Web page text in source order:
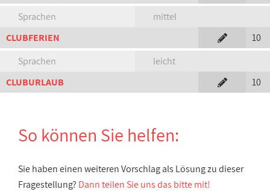
Sprachen
mittel
CLUBFERIEN
10
Sprachen
leicht
CLUBURLAUB
10
So können Sie helfen:
Sie haben einen weiteren Vorschlag als Lösung zu dieser
Fragestellung? Dann teilen Sie uns das bitte mit!